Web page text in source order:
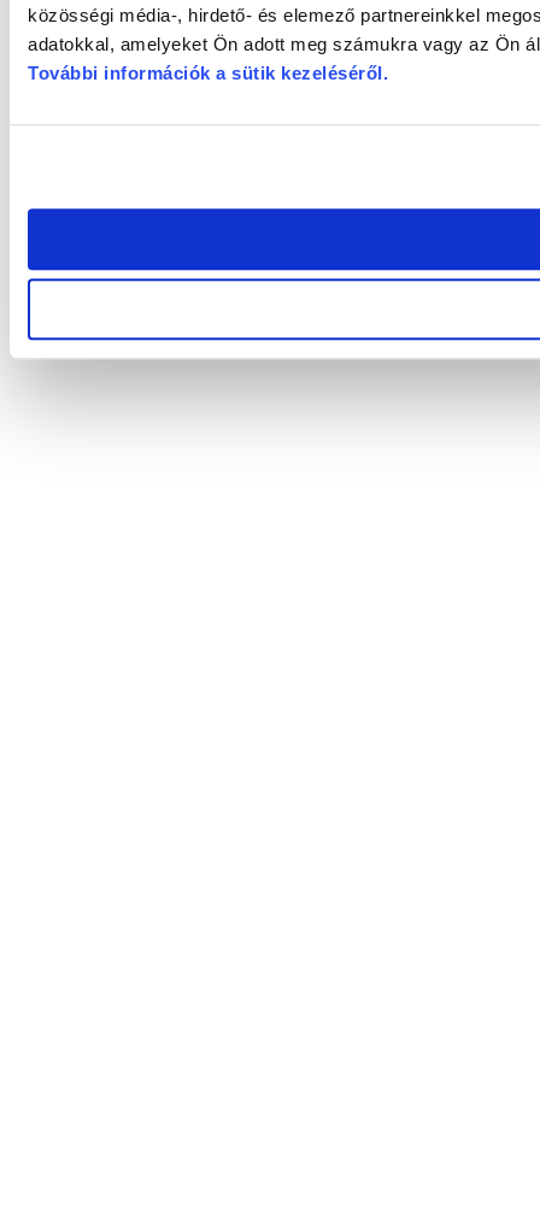
közösségi média-, hirdető- és elemező partnereinkkel
adatokkal, amelyeket Ön adott meg számukra vagy az Ön
További információk a sütik kezeléséről.